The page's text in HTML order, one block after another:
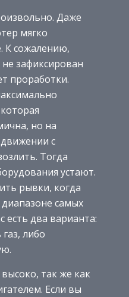
Даже
мягко
К сожалению,
зафиксирован
проработки.
но на
с
Тогда
устают.
рывки, когда
диапазоне самых
есть два варианта:
либо
так же как
Если вы